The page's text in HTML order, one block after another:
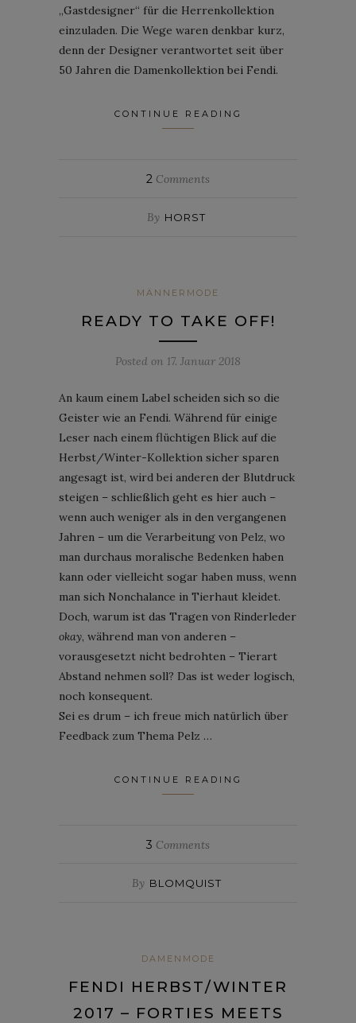
„Gastdesigner“ für die Herrenkollektion
einzuladen. Die Wege waren denkbar kurz,
denn der Designer verantwortet seit über
50 Jahren die Damenkollektion bei Fendi.
CONTINUE READING
2 Comments
By HORST
MÄNNERMODE
READY TO TAKE OFF!
Posted on 17. Januar 2018
An kaum einem Label scheiden sich so die
Geister wie an Fendi. Während für einige
Leser nach einem flüchtigen Blick auf die
Herbst/Winter-Kollektion sicher sparen
angesagt ist, wird bei anderen der Blutdruck
steigen – schließlich geht es hier auch –
wenn auch weniger als in den vergangenen
Jahren – um die Verarbeitung von Pelz, wo
man durchaus moralische Bedenken haben
kann oder vielleicht sogar haben muss, wenn
man sich Nonchalance in Tierhaut kleidet.
Doch, warum ist das Tragen von Rinderleder
okay, während man von anderen –
vorausgesetzt nicht bedrohten – Tierart
Abstand nehmen soll? Das ist weder logisch,
noch konsequent.
Sei es drum – ich freue mich natürlich über
Feedback zum Thema Pelz …
CONTINUE READING
3 Comments
By BLOMQUIST
DAMENMODE
FENDI HERBST/WINTER
2017 – FORTIES MEETS